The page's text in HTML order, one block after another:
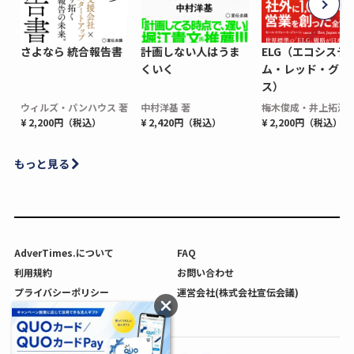
さよなら 統合報告書
ウィルズ・パンハウス 著
¥ 2,200円（税込）
計画しない人はうま
くいく
中村洋基 著
¥ 2,420円（税込）
ELG（エコシステ
ム・レッド・グロ
ス）
梅木俊成・井上拓海
¥ 2,200円（税込）
もっと見る
AdverTimes.について
FAQ
利用規約
お問い合わせ
プライバシーポリシー
運営会社(株式会社宣伝会議)
利用者情報の外部送信について